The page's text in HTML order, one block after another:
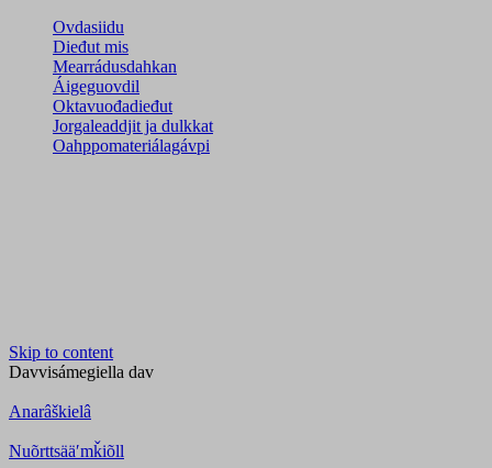
Ovdasiidu
Dieđut mis
Mearrádusdahkan
Áigeguovdil
Oktavuođadieđut
Jorgaleaddjit ja dulkkat
Oahppomateriálagávpi
Skip to content
Davvisámegiella dav
Anarâškielâ
Nuõrttsääʹmǩiõll